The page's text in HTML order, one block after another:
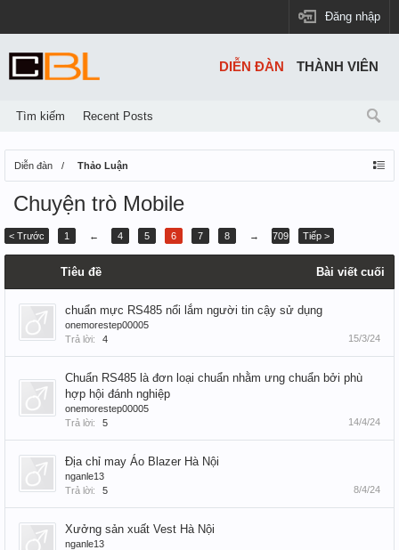
Đăng nhập
Diễn đàn Thảo Luận
Chuyện trò Mobile
< Trước 1 ← 4 5 6 7 8 → 709 Tiếp >
Tiêu đề Bài viết cuối
chuẩn mực RS485 nổi lắm người tin cậy sử dụng
onemorestep00005
Trả lời:
4 15/3/24
Chuẩn RS485 là đơn loại chuẩn nhằm ưng chuẩn bởi phù
hợp hội đánh nghiệp
onemorestep00005
Trả lời:
5 14/4/24
Địa chỉ may Áo Blazer Hà Nội
nganle13
Trả lời:
5 8/4/24
Xưởng sản xuất Vest Hà Nội
nganle13
DIỄN ĐÀN
Tìm kiếm Recent Posts
THÀNH VIÊN